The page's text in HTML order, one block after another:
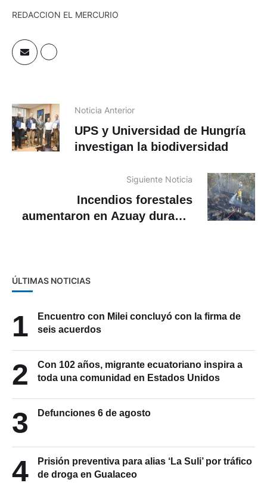
REDACCION EL MERCURIO
Noticia Anterior
UPS y Universidad de Hungría
investigan la biodiversidad
Siguiente Noticia
Incendios forestales
aumentaron en Azuay durante
ÚLTIMAS NOTICIAS
1
Encuentro con Milei concluyó con la firma de
seis acuerdos
2
Con 102 años, migrante ecuatoriano inspira a
toda una comunidad en Estados Unidos
3 Defunciones 6 de agosto
4
Prisión preventiva para alias ‘La Suli’ por tráfico
de droga en Gualaceo